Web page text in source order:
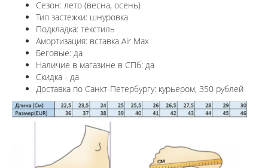
Сезон: лето (весна, осень)
Тип застежки: шнуровка
Подкладка: текстиль
Амортизация: вставка Air Max
Беговые: да
Наличие в магазине в СПб: да
Скидка - да
Доставка по Санкт-Петербургу: курьером, 350 рублей